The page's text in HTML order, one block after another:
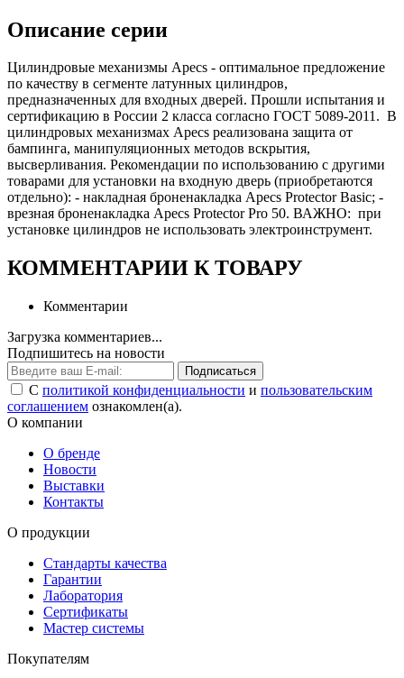
Описание серии
Цилиндровые механизмы Apecs - оптимальное предложение
по качеству в сегменте латунных цилиндров,
предназначенных для входных дверей. Прошли испытания и
сертификацию в России 2 класса согласно ГОСТ 5089-2011. В
цилиндровых механизмах Apecs реализована защита от
бампинга, манипуляционных методов вскрытия,
высверливания. Рекомендации по использованию с другими
товарами для установки на входную дверь (приобретаются
отдельно): - накладная броненакладка Apecs Protector Basic; -
врезная броненакладка Apecs Protector Pro 50. ВАЖНО: при
установке цилиндров не использовать электроинструмент.
КОММЕНТАРИИ К ТОВАРУ
Комментарии
Загрузка комментариев...
Подпишитесь на новости
Подписаться
С политикой конфиденциальности и пользовательским
соглашением ознакомлен(а).
О компании
О бренде
Новости
Выставки
Контакты
О продукции
Стандарты качества
Гарантии
Лаборатория
Сертификаты
Мастер системы
Покупателям